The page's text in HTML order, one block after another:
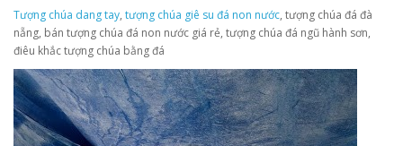
Tượng chúa dang tay, tượng chúa giê su đá non nước, tượng chúa đá đà
nẵng, bán tượng chúa đá non nước giá rẻ, tượng chúa đá ngũ hành sơn,
điêu khắc tượng chúa bằng đá